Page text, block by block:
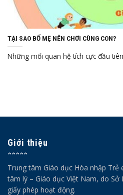
Th524, 2024
TẠI SAO BỐ MẸ NÊN CHƠI CÙNG CON?
Những mối quan hệ tích cực đầu
Giới thiệu
Trung tâm Giáo dục Hòa nhập Trẻ
tâm lý – Giáo dục Việt Nam, do Sở
giấy phép hoạt động.